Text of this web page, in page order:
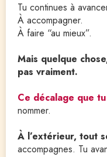
Tu continues à
À accompagner.
À faire “au mieux”.
Mais quelque
pas vraiment.
Ce décalage que
nommer.
À l’extérieur, tout
accompagnes. Tu